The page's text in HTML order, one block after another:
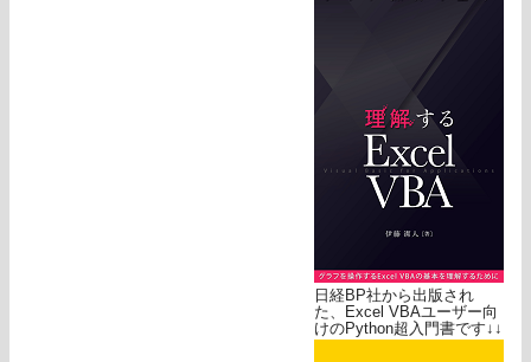
日経BP社から出版され
た、Excel VBAユーザー向
けのPython超入門書です↓↓